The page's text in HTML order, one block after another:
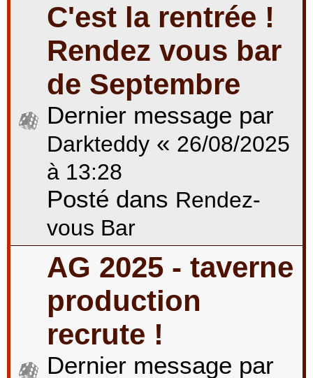
C'est la rentrée !
Rendez vous bar
de Septembre
Dernier message par
Darkteddy « 26/08/2025
à 13:28
Posté dans Rendez-
vous Bar
AG 2025 - taverne
production
recrute !
Dernier message par